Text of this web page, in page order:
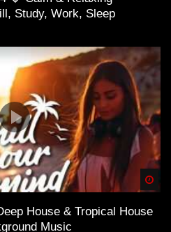
Study, Work, Sleep
House & Tropical House
Music